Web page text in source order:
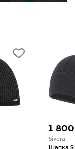
1
Sivera
Шапка